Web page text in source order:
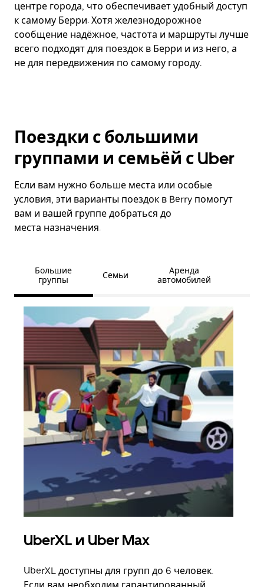
центре города, что обеспечивает удобный доступ
к самому Берри. Хотя железнодорожное
сообщение надёжное, частота и маршруты лучше
всего подходят для поездок в Берри и из него, а
не для передвижения по самому городу.
Поездки с большими
группами и семьёй с Uber
Если вам нужно больше места или особые
условия, эти варианты поездок в Berry помогут
вам и вашей группе добраться до
места назначения.
Большие
группы
Семьи
Аренда
автомобилей
UberXL и Uber Max
UberXL доступны для групп до 6 человек.